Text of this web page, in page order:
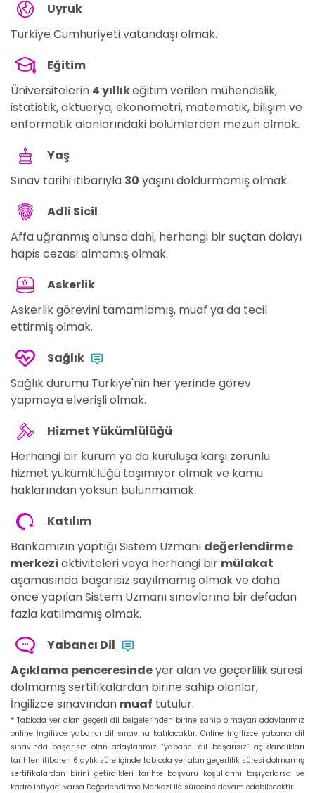
Uyruk
Türkiye Cumhuriyeti vatandaşı olmak.
Eğitim
Üniversitelerin 4 yıllıkeğitim verilen mühendislik,
istatistik, aktüerya, ekonometri, matematik, bilişim ve
enformatik alanlarındaki bölümlerden mezun olmak.
Yaş
Sınav tarihi itibarıyla 30 yaşını doldurmamış olmak.
Adli Sicil
Affa uğranmış olunsa dahi, herhangi bir suçtan dolayı
hapis cezası almamış olmak.
Askerlik
Askerlik görevini tamamlamış, muaf ya da tecil
ettirmiş olmak.
Sağlık
Sağlık durumu Türkiye'nin her yerinde görev
yapmaya elverişli olmak.
Hizmet Yükümlülüğü
Herhangi bir kurum ya da kuruluşa karşı zorunlu
hizmet yükümlülüğü taşımıyor olmak ve kamu
haklarından yoksun bulunmamak.
Katılım
Bankamızın yaptığı Sistem Uzmanı değerlendirme
merkezi aktiviteleri veya herhangi bir mülakat
aşamasında başarısız sayılmamış olmak ve daha
önce yapılan Sistem Uzmanı sınavlarına bir defadan
fazla katılmamış olmak.
Yabancı Dil
Açıklama penceresindeyer alan ve geçerlilik süresi
dolmamış sertifikalardan birine sahip olanlar,
İngilizce sınavından muaf tutulur.
* Tabloda yer alan geçerli dil belgelerinden birine sahip olmayan adaylarımız
online İngilizce yabancı dil sınavına katılacaktır. Online İngilizce yabancı dil
sınavında başarısız olan adaylarımız “yabancı dil başarısız” açıklandıkları
tarihten itibaren 6 aylık süre içinde tabloda yer alan geçerlilik süresi dolmamış
sertifikalardan birini getirdikleri tarihte başvuru koşullarını taşıyorlarsa ve
kadro ihtiyacı varsa Değerlendirme Merkezi ile sürecine devam edebilecektir.